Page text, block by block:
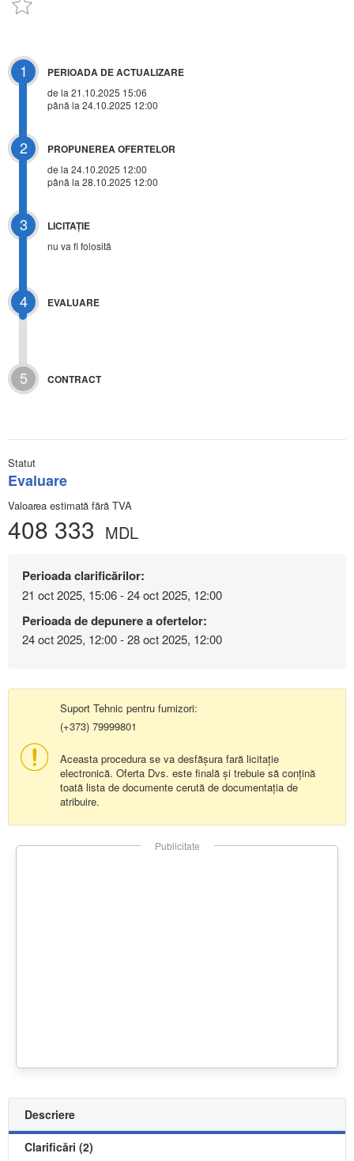
1 PERIOADA DE ACTUALIZARE
de la 21.10.2025 15:06
până la 24.10.2025 12:00
2 PROPUNEREA OFERTELOR
de la 24.10.2025 12:00
până la 28.10.2025 12:00
3 LICITAŢIE
nu va fi folosită
4 EVALUARE
5 CONTRACT
Statut
Evaluare
Valoarea estimată fără TVA
408 333 MDL
Perioada clarificărilor:
21 oct 2025, 15:06 - 24 oct 2025, 12:00
Perioada de depunere a ofertelor:
24 oct 2025, 12:00 - 28 oct 2025, 12:00
Suport Tehnic pentru furnizori:
(+373) 79999801
Aceasta procedura se va desfășura fară licitație
electronică. Oferta Dvs. este finală și trebuie să conțină
toată lista de documente cerută de documentația de
atribuire.
Publicitate
Descriere
Clarificări (2)